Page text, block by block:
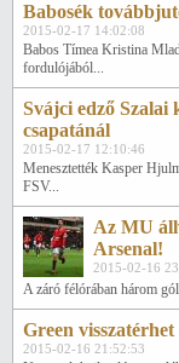
Babosék
2015-02-17 14:02:08
Babos Tímea Kristina
fordulójából...
Svájci edző Szalai
csapatánál
2015-02-17 12:10:46
Menesztették Kasper
FSV...
Az MU
Arsenal!
2015-02-16
A záró félórában három
Green
2015-02-16 21:52:53